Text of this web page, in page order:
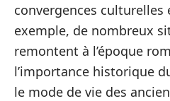
convergences culturelles
exemple, de nombreux
remontent à l’époque
l’importance historique
le mode de vie des